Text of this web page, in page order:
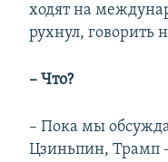
ходят на
рухнул, говорить
– Что?
– Пока мы
Цзиньпин, Трамп